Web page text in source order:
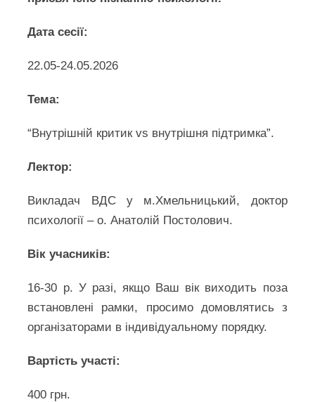
Дата сесії:
22.05-24.05.2026
Тема:
“Внутрішній критик vs внутрішня підтримка”.
Лектор:
Викладач ВДС у м.Хмельницький, доктор
психології – о. Анатолій Постолович.
Вік учасників:
16-30 р. У разі, якщо Ваш вік виходить поза
встановлені рамки, просимо домовлятись з
організаторами в індивідуальному порядку.
Вартість участі:
400 грн.